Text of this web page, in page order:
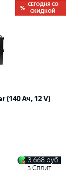
СЕГОДНЯ СО
СКИДКОЙ
(140 Ач, 12 V)
3 668 руб.
в Сплит